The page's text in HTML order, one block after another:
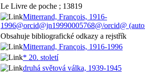
Le Livre de poche ; 13819
Mitterrand, François, 1916-
1996@orcid@jn19990005768@/orcid@
Obsahuje bibliografické odkazy a rejstřík
Mitterrand, François, 1916-1996
* 20. století
druhá světová válka, 1939-1945